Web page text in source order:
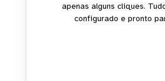
apenas alguns cliques.
configurado e pronto